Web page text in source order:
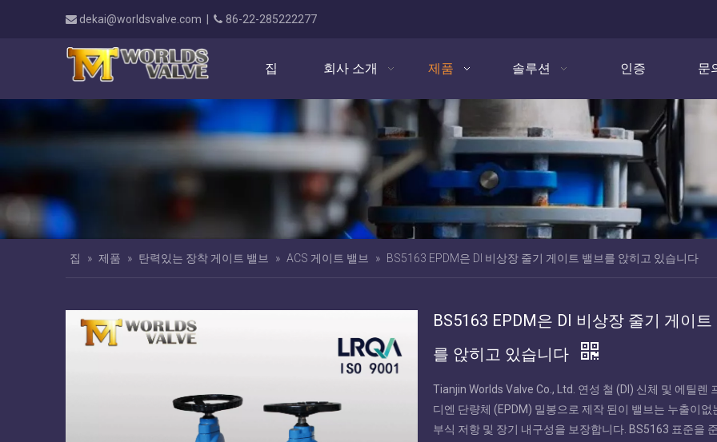
 dekai@worldsvalve.com  86-22-285222277
집 회사 소개 제품 솔루션 인증 문
집 » 제품 » 탄력있는 장착 게이트 밸브 » ACS 게이트 밸브 » BS5163 EPDM은 DI 비상장 줄기 게이트 밸브를 앉히고 있습니다
BS5163 EPDM은 DI 비상장 줄기 게이트
를 앉히고 있습니다
Tianjin Worlds Valve Co., Ltd. 연성 철 (DI) 신체 및 에틸렌
디엔 단량체 (EPDM) 밀봉으로 제작 된이 밸브는 누출이없
부식 저항 및 장기 내구성을 보장합니다. BS5163 표준을